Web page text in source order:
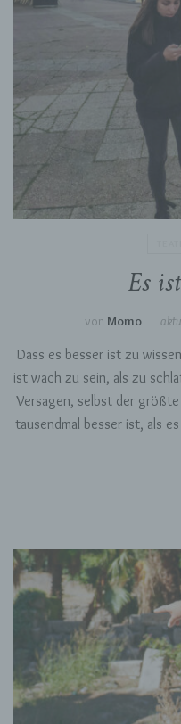
Es
von Momo
Dass es besser ist zu
ist wach zu sein, als zu
Versagen, selbst der
tausendmal besser ist, als